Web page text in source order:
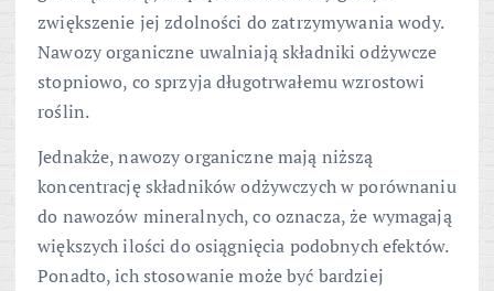
zwiększenie jej zdolności do zatrzymywania wody.
Nawozy organiczne uwalniają składniki odżywcze
stopniowo, co sprzyja długotrwałemu wzrostowi
roślin.
Jednakże, nawozy organiczne mają niższą
koncentrację składników odżywczych w porównaniu
do nawozów mineralnych, co oznacza, że wymagają
większych ilości do osiągnięcia podobnych efektów.
Ponadto, ich stosowanie może być bardziej